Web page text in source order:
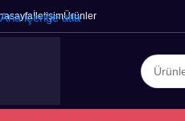
Ana içeriğe atla
İletişimÜrünler